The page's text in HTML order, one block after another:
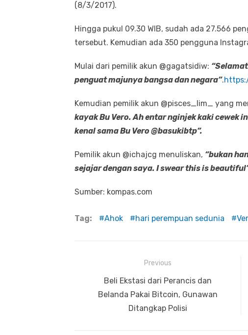
(8/3/2017).
Hingga pukul 09.30 WIB, sudah ada 27.566
tersebut. Kemudian ada 350 pengguna
Mulai dari pemilik akun @gagatsidiw:
penguat majunya bangsa dan negara”.
Kemudian pemilik akun @pisces_lim_ yang
kayak Bu Vero. Ah entar nginjek kaki cewek
kenal sama Bu Vero @basukibtp”.
Pemilik akun @ichajcg menuliskan, “bukan
sejajar dengan saya. I swear this is
Sumber: kompas.com
Tag: Ahok hari perempuan sedunia
Navigasi
pos
Previous
Previous
post:
Beli Ekstasi dari Perancis dan
Belanda Pakai Bitcoin, Gunawan
Ditangkap Polisi